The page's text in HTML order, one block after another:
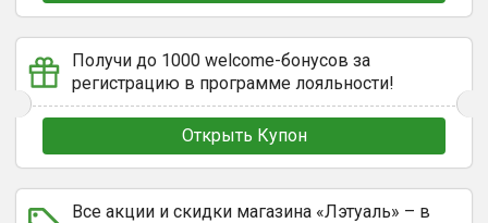
Получи до 1000 welcome-бонусов за
регистрацию в программе лояльности!
Открыть Купон
Все акции и скидки магазина «Лэтуаль» – в